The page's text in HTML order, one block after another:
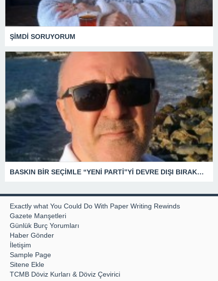
ŞİMDİ SORUYORUM
BASKIN BİR SEÇİMLE “YENİ PARTİ”Yİ DEVRE DIŞI BIRAKMAK İÇİN DÜĞMEYE Mİ BASILDI?
Exactly what You Could Do With Paper Writing Rewinds
Gazete Manşetleri
Günlük Burç Yorumları
Haber Gönder
İletişim
Sample Page
Sitene Ekle
TCMB Döviz Kurları & Döviz Çevirici